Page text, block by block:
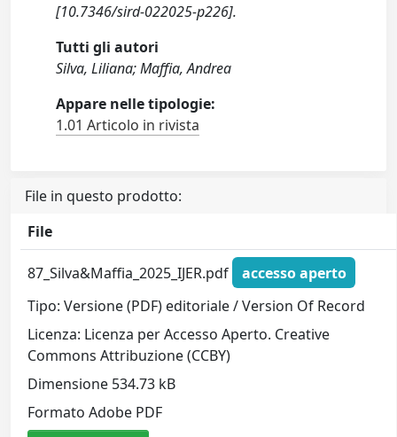
[10.7346/sird-022025-p226].
Tutti gli autori
Silva, Liliana; Maffia, Andrea
Appare nelle tipologie:
1.01 Articolo in rivista
File in questo prodotto:
File
87_Silva&Maffia_2025_IJER.pdf
accesso aperto
Tipo: Versione (PDF) editoriale / Version Of Record
Licenza: Licenza per Accesso Aperto. Creative
Commons Attribuzione (CCBY)
Dimensione 534.73 kB
Formato Adobe PDF